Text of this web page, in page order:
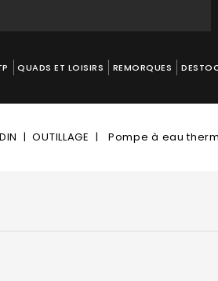
QUADS ET LOISIRS REMORQUES
OUTILLAGE Pompe à eau